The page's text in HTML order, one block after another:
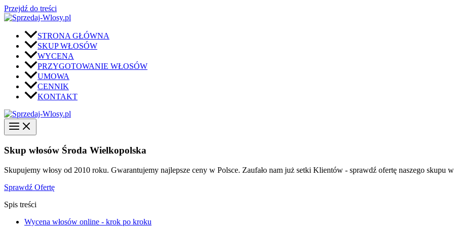
Przejdź do treści
STRONA GŁÓWNA
SKUP WŁOSÓW
WYCENA
PRZYGOTOWANIE WŁOSÓW
UMOWA
CENNIK
KONTAKT
Skup włosów Środa Wielkopolska
Skupujemy włosy od 2010 roku. Gwarantujemy najlepsze ceny w Polsce. Zaufało nam już setki Klientów - sprawdź ofertę naszego skupu
Sprawdź Ofertę
Spis treści
Wycena włosów online - krok po kroku